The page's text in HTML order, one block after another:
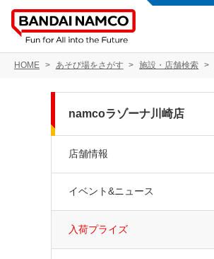
HOME あそび場をさがす 施設・店舗検索
namcoラゾーナ川崎店
店舗情報
イベント&ニュース
入荷プライズ